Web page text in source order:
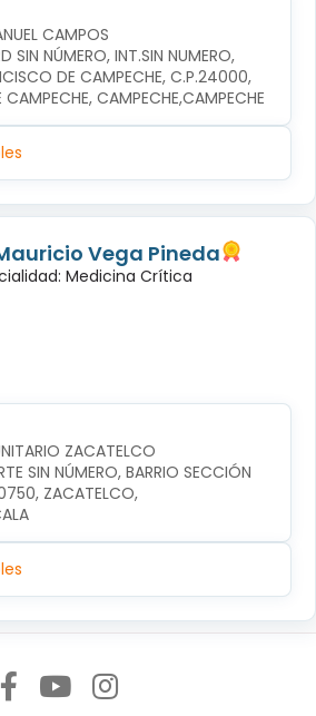
CAMPOS
SIN NÚMERO, INT.SIN NUMERO,
DE CAMPECHE, C.P.24000,
CAMPECHE,CAMPECHE
Vega Pineda
Medicina Crítica
ZACATELCO
SIN NÚMERO, BARRIO SECCIÓN
ZACATELCO,